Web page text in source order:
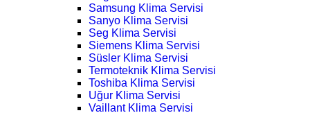
Samsung Klima Servisi
Sanyo Klima Servisi
Seg Klima Servisi
Siemens Klima Servisi
Süsler Klima Servisi
Termoteknik Klima Servisi
Toshiba Klima Servisi
Uğur Klima Servisi
Vaillant Klima Servisi